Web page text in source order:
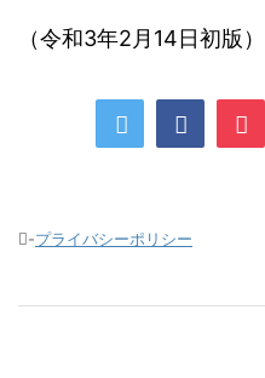
（令和3年2月14日初版）
-プライバシーポリシー